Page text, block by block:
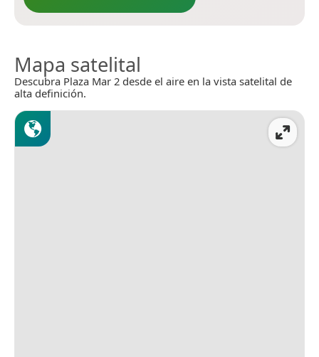
Mapa satelital
Descubra Plaza Mar 2 desde el aire en la vista satelital de
alta definición.